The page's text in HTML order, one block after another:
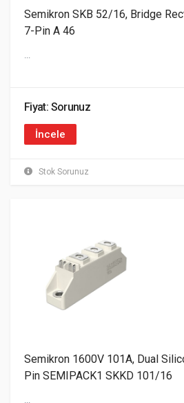
Stok Sorunuz
Semikron SKB 52/16, Bridge
7-Pin A 46
...
Fiyat: Sorunuz
İncele
Semikron 1600V 101A, Dual
Pin SEMIPACK1 SKKD 101/16
...